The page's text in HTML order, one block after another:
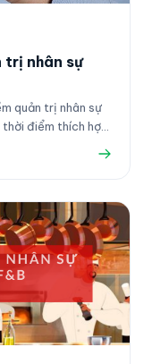
trị nhân sự
quản trị nhân sự
điểm thích hợp